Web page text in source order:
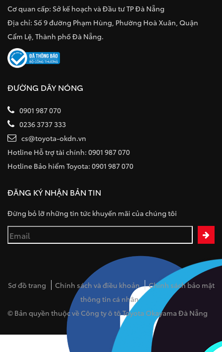
Cơ quan cấp: Sở kế hoạch và Đầu tư TP Đà Nẵng
Địa chỉ: Số 9 đường Phạm Hùng, Phường Hoà Xuân, Quận
Cẩm Lệ, Thành phố Đà Nẵng.
ĐƯỜNG DÂY NÓNG
0901 987 070
0236 3737 333
cs@toyota-okdn.vn
Hotline Hỗ trợ tài chính: 0901 987 070
Hotline Bảo hiểm Toyota: 0901 987 070
ĐĂNG KÝ NHẬN BẢN TIN
Đừng bỏ lỡ những tin tức khuyến mãi của chúng tôi
Sơ đồ trang Chính sách và điều khoản
Chính sách bảo mật
thông tin cá nhân
© Bản quyền thuộc về Công ty ô tô Toyota Okayama Đà Nẵng